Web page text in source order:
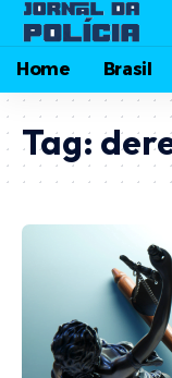
Home Brasil
Tag: